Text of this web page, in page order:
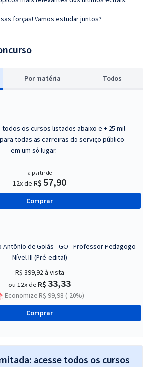
forças! Vamos estudar juntos?
Por matéria Todos
todos os cursos listados abaixo e + 25 mil
todas as carreiras do serviço público
em um só lugar.
a partir de
12x de R$ 57,90
Comprar
de Goiás - GO - Professor Pedagogo
Nível III (Pré-edital)
R$ 399,92à vista
ou 12x de R$ 33,33
Economize R$ 99,98 (-20%)
Comprar
acesse todos os cursos